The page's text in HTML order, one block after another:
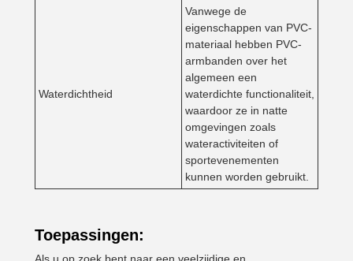
Waterdichtheid
Vanwege de
eigenschappen van PVC-
materiaal hebben PVC-
armbanden over het
algemeen een
waterdichte functionaliteit,
waardoor ze in natte
omgevingen zoals
wateractiviteiten of
sportevenementen
kunnen worden gebruikt.
Toepassingen: